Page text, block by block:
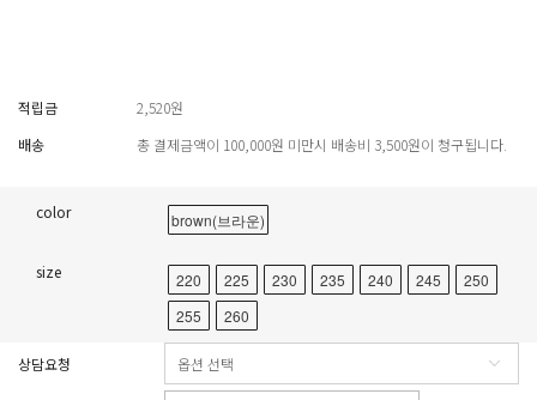
적립금
2,520원
배송
총 결제금액이 100,000원 미만시 배송비 3,500원이 청구됩니다.
color brown(브라운)
size 220 225 230 235 240 245
250
255
260
상담요청